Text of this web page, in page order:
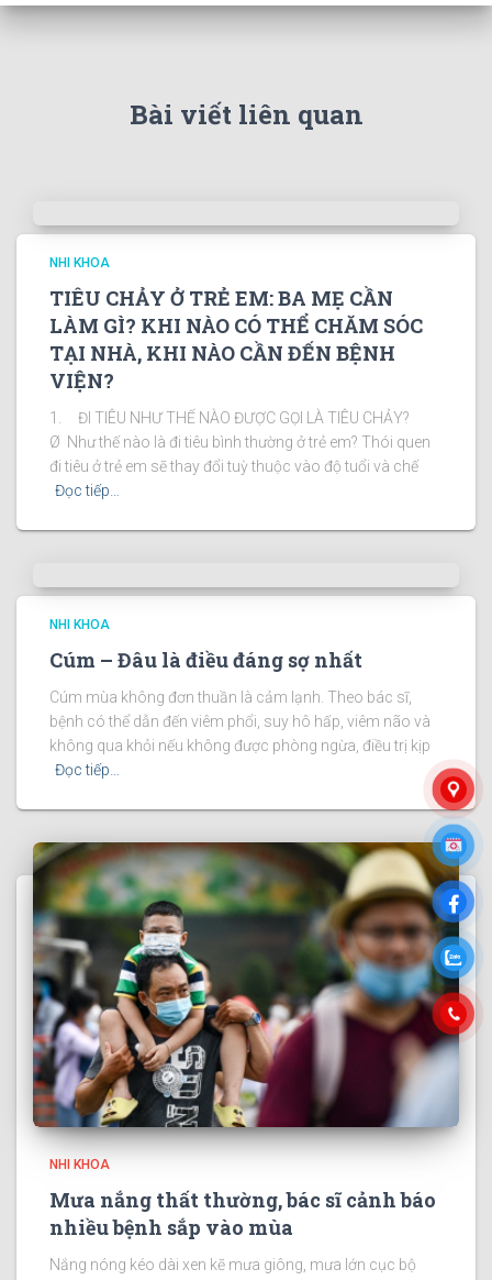
Bài viết liên quan
NHI KHOA
TIÊU CHẢY Ở TRẺ EM: BA MẸ CẦN
LÀM GÌ? KHI NÀO CÓ THỂ CHĂM SÓC
TẠI NHÀ, KHI NÀO CẦN ĐẾN BỆNH
VIỆN?
1. ĐI TIÊU NHƯ THẾ NÀO ĐƯỢC GỌI LÀ TIÊU CHẢY?
Ø Như thế nào là đi tiêu bình thường ở trẻ em? Thói quen
đi tiêu ở trẻ em sẽ thay đổi tuỳ thuộc vào độ tuổi và chế
Đọc tiếp…
NHI KHOA
Cúm – Đâu là điều đáng sợ nhất
Cúm mùa không đơn thuần là cảm lạnh. Theo bác sĩ,
bệnh có thể dẫn đến viêm phổi, suy hô hấp, viêm não và
không qua khỏi nếu không được phòng ngừa, điều trị kịp
Đọc tiếp…
NHI KHOA
Mưa nắng thất thường, bác sĩ cảnh báo
nhiều bệnh sắp vào mùa
Nắng nóng kéo dài xen kẽ mưa giông, mưa lớn cục bộ